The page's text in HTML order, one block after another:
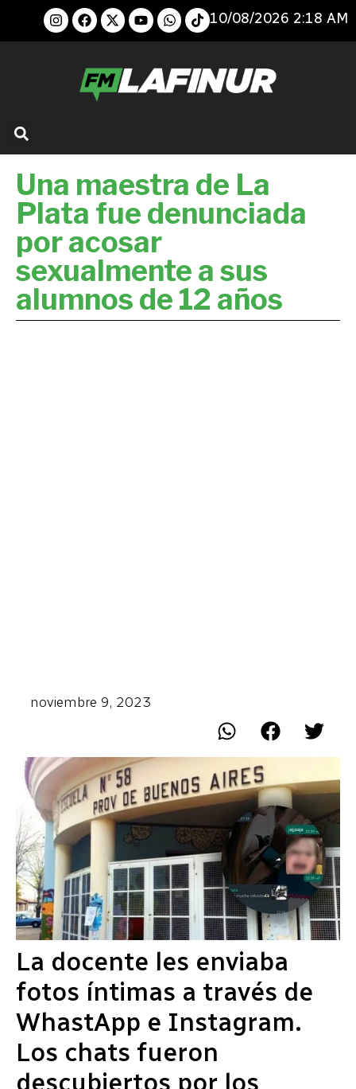
10/08/2026 2:18 AM
Una maestra de La
Plata fue denunciada
por acosar
sexualmente a sus
alumnos de 12 años
noviembre 9, 2023
La docente les enviaba
fotos íntimas a través de
WhastApp e Instagram.
Los chats fueron
descubiertos por los